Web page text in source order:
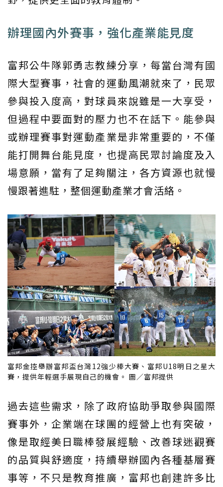
辦理國內外賽事，強化產業能見度
富邦公牛隊郭勇志教練分享，每當台灣有國
際大型賽事，社會的運動風潮就來了，民眾
參與投入度高，對球員來說雖是一大享受，
但過程中要面對的壓力也不在話下。能參與
或辦理賽事對運動產業是非常重要的，不僅
能打開舞台能見度，也提高民眾討論度及入
場意願，當有了足夠關注，各方資源也就慢
慢跟著進駐，整個運動產業才會活絡。
富邦金控舉辦富邦盃台灣12強少棒大賽、富邦U18明日之星大
賽，提供年輕選手展現自己的機會。 圖／富邦提供
過去這些需求，除了政府協助爭取參與國際
賽事外，企業端在球團的經營上也有突破，
像是取經美日職棒發展經驗、改善球迷觀賽
的品質與舒適度，持續舉辦國內各種基層賽
事等，不只是教育推廣，富邦也創建許多比